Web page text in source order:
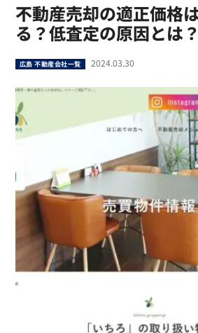
不動産売却の適正価格
る？低査定の原因とは？
広島 不動産会社一覧 2024.03.30